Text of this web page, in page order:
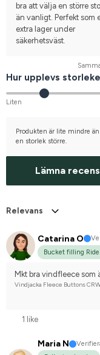
bra att välja en större
än vanligt. Perfekt som
extra lager under
säkerhetsväst.
Hur upplevs
Liten
Produkten är lite mindre
en storlek större.
Lämna
Relevans
Catarina O
Bucket filling
Mkt bra vindfleece som
Vindjacka Fleece Buttons
1 like
Maria N